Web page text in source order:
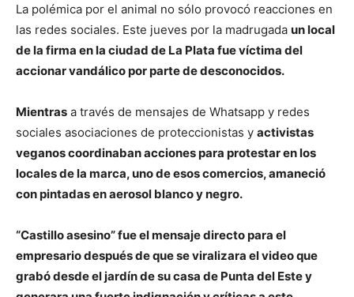
La polémica por el animal no sólo provocó reacciones en
las redes sociales. Este jueves por la madrugada un local
de la firma en la ciudad de La Plata fue víctima del
accionar vandálico por parte de desconocidos.
Mientras a través de mensajes de Whatsapp y redes
sociales asociaciones de proteccionistas y activistas
veganos coordinaban acciones para protestar en los
locales de la marca, uno de esos comercios, amaneció
con pintadas en aerosol blanco y negro.
“Castillo asesino” fue el mensaje directo para el
empresario después de que se viralizara el video que
grabó desde el jardín de su casa de Punta del Este y